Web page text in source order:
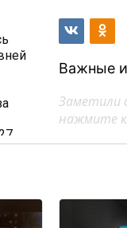
а
Важные
Заметили
нажмите